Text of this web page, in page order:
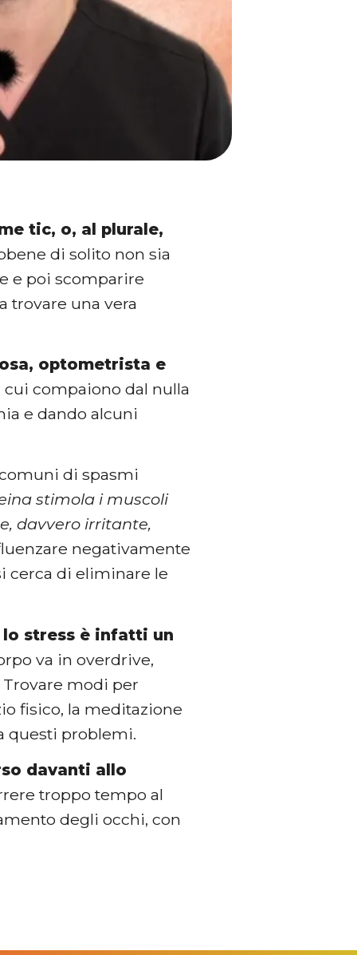
tic, o, al plurale,
di solito non sia
e poi scomparire
trovare una vera
optometrista e
compaiono dal nulla
e dando alcuni
di spasmi
stimola i muscoli
davvero irritante,
negativamente
cerca di eliminare le
stress è infatti un
va in overdrive,
modi per
fisico, la meditazione
questi problemi.
davanti allo
troppo tempo al
degli occhi, con